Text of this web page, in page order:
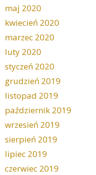
maj 2020
kwiecień 2020
marzec 2020
luty 2020
styczeń 2020
grudzień 2019
listopad 2019
październik 2019
wrzesień 2019
sierpień 2019
lipiec 2019
czerwiec 2019